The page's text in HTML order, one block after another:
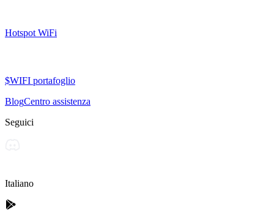
Hotspot WiFi
$WIFI portafoglio
BlogCentro assistenza
Seguici
Italiano